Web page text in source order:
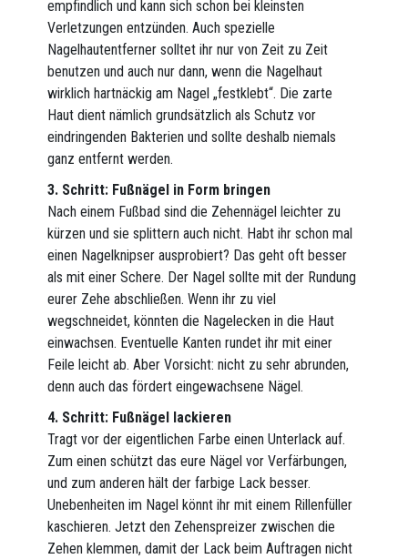
empfindlich und kann sich schon bei kleinsten
Verletzungen entzünden. Auch spezielle
Nagelhautentferner solltet ihr nur von Zeit zu Zeit
benutzen und auch nur dann, wenn die Nagelhaut
wirklich hartnäckig am Nagel „festklebt“. Die zarte
Haut dient nämlich grundsätzlich als Schutz vor
eindringenden Bakterien und sollte deshalb niemals
ganz entfernt werden.
3. Schritt: Fußnägel in Form bringen
Nach einem Fußbad sind die Zehennägel leichter zu
kürzen und sie splittern auch nicht. Habt ihr schon mal
einen Nagelknipser ausprobiert? Das geht oft besser
als mit einer Schere. Der Nagel sollte mit der Rundung
eurer Zehe abschließen. Wenn ihr zu viel
wegschneidet, könnten die Nagelecken in die Haut
einwachsen. Eventuelle Kanten rundet ihr mit einer
Feile leicht ab. Aber Vorsicht: nicht zu sehr abrunden,
denn auch das fördert eingewachsene Nägel.
4. Schritt: Fußnägel lackieren
Tragt vor der eigentlichen Farbe einen Unterlack auf.
Zum einen schützt das eure Nägel vor Verfärbungen,
und zum anderen hält der farbige Lack besser.
Unebenheiten im Nagel könnt ihr mit einem Rillenfüller
kaschieren. Jetzt den Zehenspreizer zwischen die
Zehen klemmen, damit der Lack beim Auftragen nicht